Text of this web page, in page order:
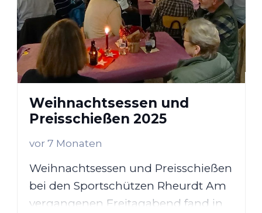
Weihnachtsessen und
Preisschießen 2025
vor 7 Monaten
Weihnachtsessen und Preisschießen
bei den Sportschützen Rheurdt Am
vergangenen Freitagabend fand in